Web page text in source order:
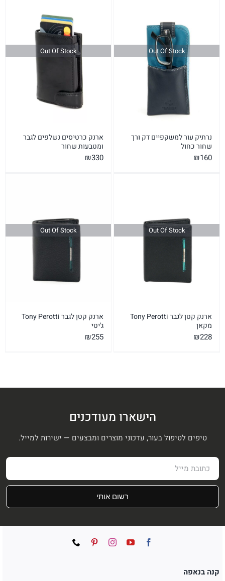
Out Of Stock
נרתיק עור למשקפיים דק ורך
שחור כחול
₪160
Out Of Stock
ארנק כרטיסים נשלפים לגבר
ומטבעות שחור
₪330
Out Of Stock
ארנק קטן לגבר Tony Perotti
מקאן
₪228
Out Of Stock
ארנק קטן לגבר Tony Perotti
ג'יטי
₪255
הישארו מעודכנים
טיפים לטיפול בעור, עדכוני מוצרים ומבצעים — ישירות למייל.
רשום אותי
קנה בנאפה